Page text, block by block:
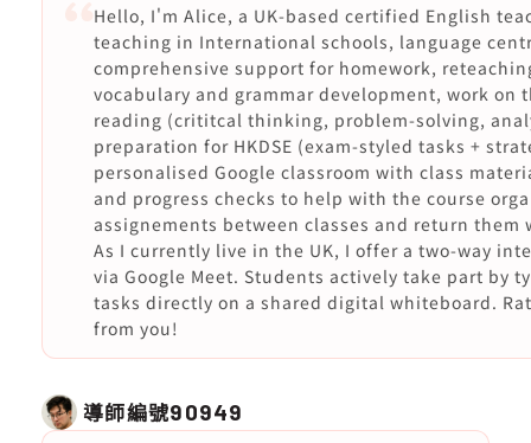
Hello, I'm Alice, a UK-based certified English
teaching in International schools, language
comprehensive support for homework,
vocabulary and grammar development, work on
reading (crititcal thinking, problem-solving,
preparation for HKDSE (exam-styled tasks +
personalised Google classroom with class
and progress checks to help with the course
assignements between classes and return
As I currently live in the UK, I offer a two-way
via Google Meet. Students actively take part by
tasks directly on a shared digital whiteboard.
from you!
導師編號90949